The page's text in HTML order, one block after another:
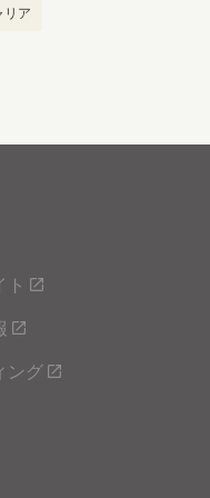
リア
ト
ング